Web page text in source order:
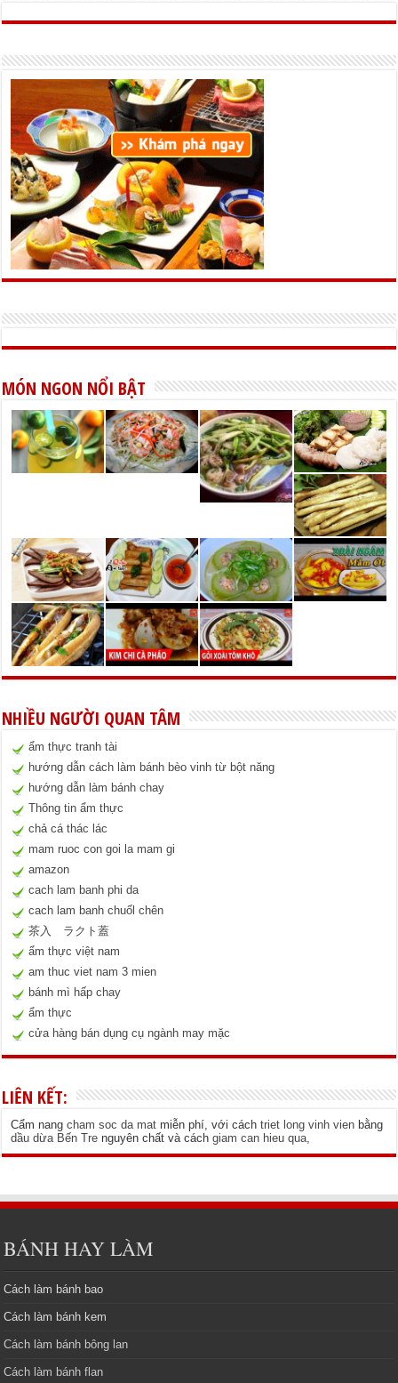
MÓN NGON NỔI BẬT
NHIỀU NGƯỜI QUAN TÂM
ẩm thực tranh tài
hướng dẫn cách làm bánh bèo vinh từ bột năng
hướng dẫn làm bánh chay
Thông tin ẩm thực
chả cá thác lác
mam ruoc con goi la mam gi
amazon
cach lam banh phi da
cach lam banh chuốl chên
茶入 ラクト蓋
ẩm thực việt nam
am thuc viet nam 3 mien
bánh mì hấp chay
ẩm thực
cửa hàng bán dụng cụ ngành may mặc
LIÊN KẾT:
Cẩm nangcham soc da mat miễn phí, với cáchtriet long vinh vien bằng
dầu dừa Bến Tre nguyên chất và cáchgiam can hieu qua,
BÁNH HAY LÀM
Cách làm bánh bao
Cách làm bánh kem
Cách làm bánh bông lan
Cách làm bánh flan